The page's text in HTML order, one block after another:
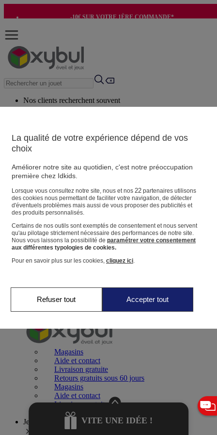
-10€ SUR VOTRE 1ÈRE COMMANDE*
Nos clients recherchent souvent
Conseils suggérés
Produits suggérés
Vos informations personnelles
Suivre une commande
Magasin
Panier
Favoris
Jeux 0-2 ans
Magasins
Aide et contact
Livraison gratuite
Retours gratuits sous 60 jours
Magasins
Aide et contact
Livraison gratuite
Retours gratuits sous 60 jours
Jeux 2-4 ans
VITE UNE IDÉE !
La qualité de votre expérience dépend de vos
choix
Améliorer notre site au quotidien, c'est notre préoccupation
première chez Idkids.
Lorsque vous consultez notre site, nous et nos 22partenaires utilisons
des cookies nous permettant de faciliter votre navigation, de détecter
d'éventuels problèmes mais aussi de vous proposer des publicités et
des produits personnalisés.
Certains de nos outils sont exemptés de consentement et nous servent
qu'au pilotage strictement nécessaire des performances de notre site.
Nous vous laissons la possibilité de paramétrer votre consentement
aux différentes typologies de cookies.
Pour en savoir plus sur les cookies, cliquez ici.
Refuser tout Accepter tout